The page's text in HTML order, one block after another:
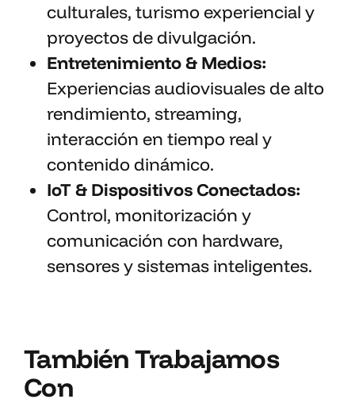
culturales, turismo experiencial y
proyectos de divulgación.
Entretenimiento & Medios:
Experiencias audiovisuales de alto
rendimiento, streaming,
interacción en tiempo real y
contenido dinámico.
IoT & Dispositivos Conectados:
Control, monitorización y
comunicación con hardware,
sensores y sistemas inteligentes.
También Trabajamos
Con